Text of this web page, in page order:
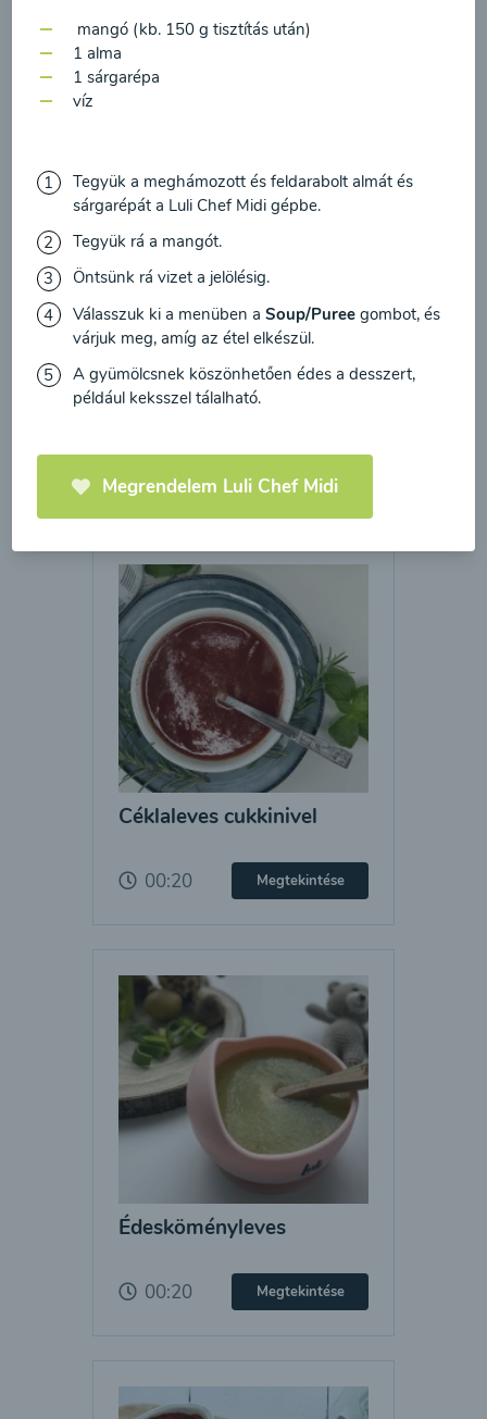
Cékla leves
paradicsommal és
sárgarépával
Céklaleves cukkinivel
00:20 Megtekintése
Édesköményleves
00:20 Megtekintése
mangó (kb. 150 g tisztítás után)
1 alma
1 sárgarépa
víz
Tegyük a meghámozott és feldarabolt almát és
sárgarépát a Luli Chef Midi gépbe.
Tegyük rá a mangót.
Öntsünk rá vizet a jelölésig.
Válasszuk ki a menüben aSoup/Pureegombot, és
várjuk meg, amíg az étel elkészül.
A gyümölcsnek köszönhetően édes a desszert,
például keksszel tálalható.
Megrendelem Luli Chef Midi
megerősítem, hogy elolvastamaz adatvédelmi
irányelveketés egyetértek velük.